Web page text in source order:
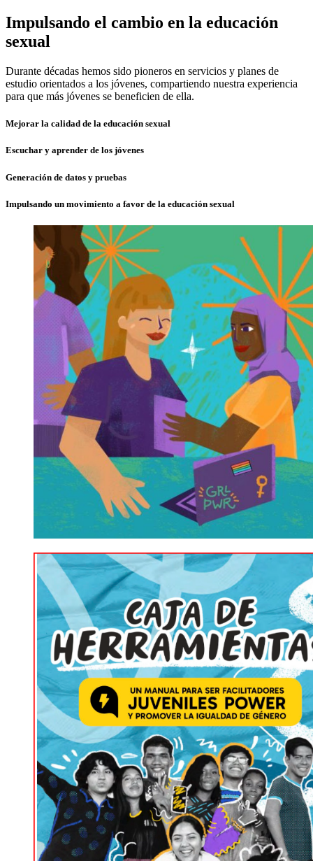
Impulsando el cambio en la educación
sexual
Durante décadas hemos sido pioneros en servicios y planes de
estudio orientados a los jóvenes, compartiendo nuestra experiencia
para que más jóvenes se beneficien de ella.
Mejorar la calidad de la educación sexual
Escuchar y aprender de los jóvenes
Generación de datos y pruebas
Impulsando un movimiento a favor de la educación sexual